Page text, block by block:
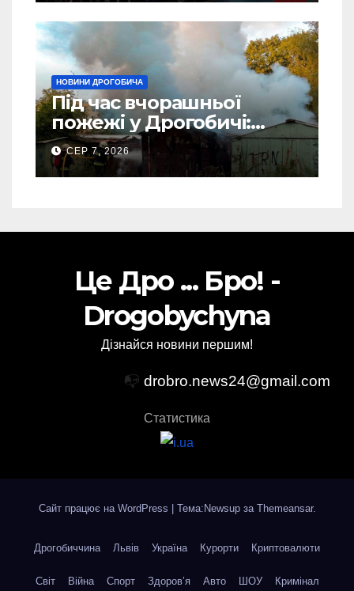
НОВИНИ ДРОГОБИЧА
Під час вчорашньої
пожежі у Дрогобичі:
“врятовано” 4 гаражі
(Відео)
СЕР 7, 2026
Це Дро ... Бро! -
Drogobychyna
Дізнайся новини першим!
📭 drobro.news24@gmail.com
Статистика
Сайт працює на WordPress Тема:Newsup за Themeansar.
Дрогобиччина Львів Україна Курорти Криптовалюти
Світ Війна Спорт Здоров’я Авто ШОУ Кримінал